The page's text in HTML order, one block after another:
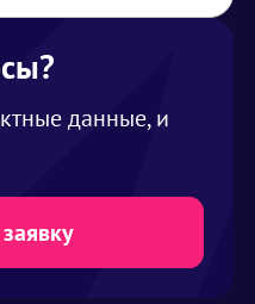
фуршет, банкет,
(необычные
данные, и